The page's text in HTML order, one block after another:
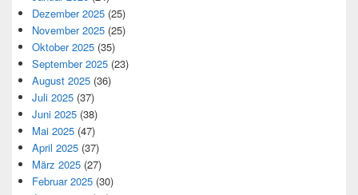
Dezember 2025 (25)
November 2025 (25)
Oktober 2025 (35)
September 2025 (23)
August 2025 (36)
Juli 2025 (37)
Juni 2025 (38)
Mai 2025 (47)
April 2025 (37)
März 2025 (27)
Februar 2025 (30)